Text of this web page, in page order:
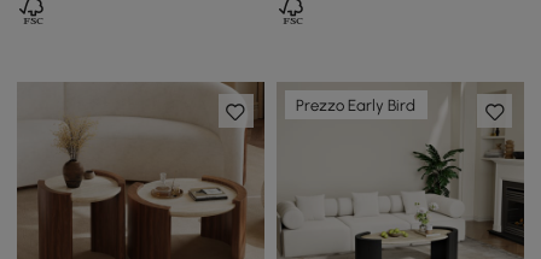
Prezzo Early Bird